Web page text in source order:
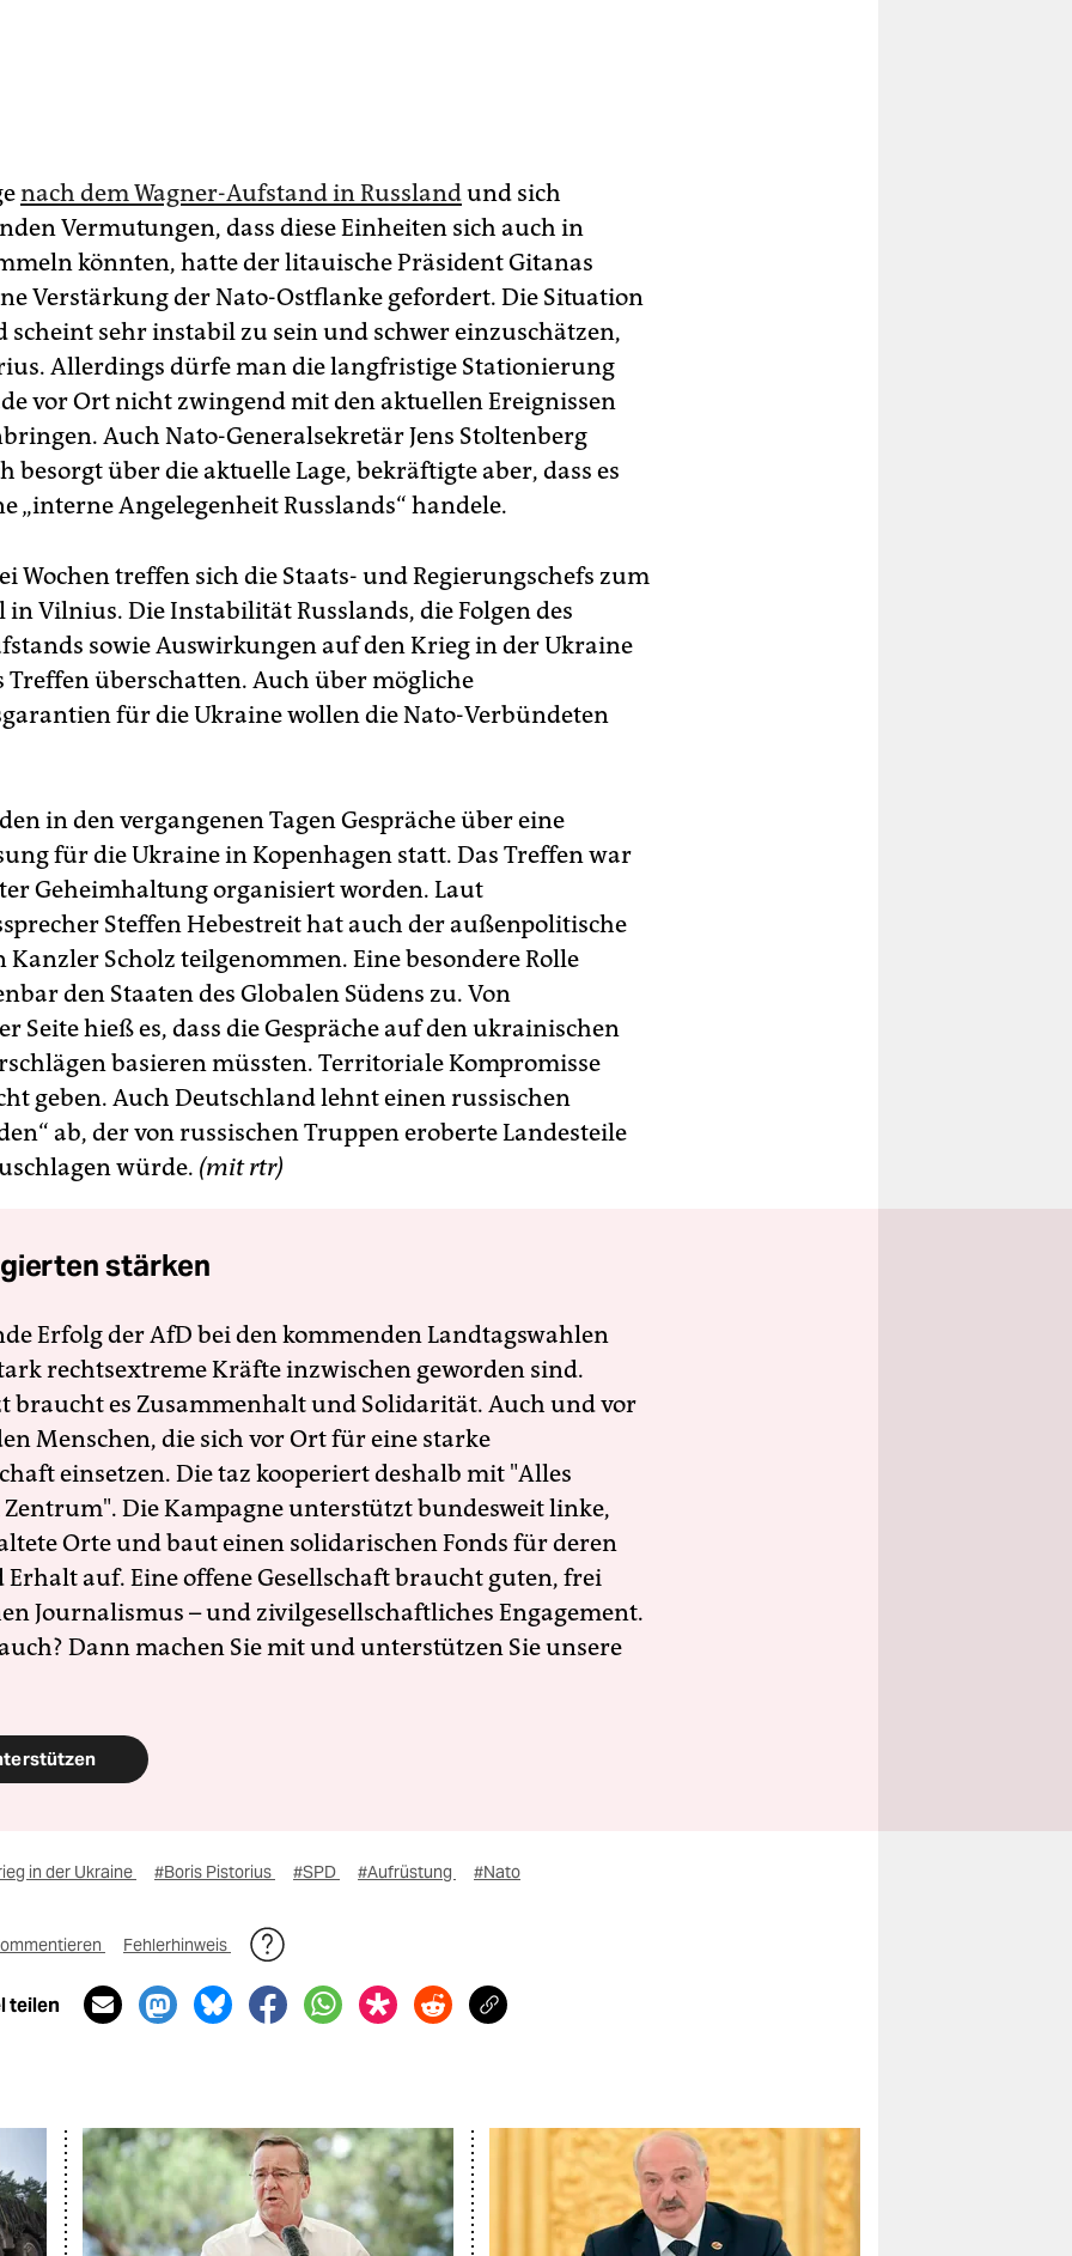
nach dem Wagner-Aufstand in Russlandund sich
Vermutungen, dass diese Einheiten sich auch in
könnten, hatte der litauische Präsident Gitanas
Verstärkung der Nato-Ostflanke gefordert. Die Situation
scheint sehr instabil zu sein und schwer einzuschätzen,
Allerdings dürfe man die langfristige Stationierung
vor Ort nicht zwingend mit den aktuellen Ereignissen
Auch Nato-Generalsekretär Jens Stoltenberg
besorgt über die aktuelle Lage, bekräftigte aber, dass es
„interne Angelegenheit Russlands“ handele.
Wochen treffen sich die Staats- und Regierungschefs zum
in Vilnius. Die Instabilität Russlands, die Folgen des
sowie Auswirkungen auf den Krieg in der Ukraine
Treffen überschatten. Auch über mögliche
für die Ukraine wollen die Nato-Verbündeten
in den vergangenen Tagen Gespräche über eine
für die Ukraine in Kopenhagen statt. Das Treffen war
Geheimhaltung organisiert worden. Laut
Steffen Hebestreit hat auch der außenpolitische
Kanzler Scholz teilgenommen. Eine besondere Rolle
den Staaten des Globalen Südens zu. Von
Seite hieß es, dass die Gespräche auf den ukrainischen
basieren müssten. Territoriale Kompromisse
geben. Auch Deutschland lehnt einen russischen
ab, der von russischen Truppen eroberte Landesteile
würde. (mit rtr)
stärken
Erfolg der AfD bei den kommenden Landtagswahlen
rechtsextreme Kräfte inzwischen geworden sind.
braucht es Zusammenhalt und Solidarität. Auch und vor
Menschen, die sich vor Ort für eine starke
einsetzen. Die taz kooperiert deshalb mit "Alles
Die Kampagne unterstützt bundesweit linke,
Orte und baut einen solidarischen Fonds für deren
Erhalt auf. Eine offene Gesellschaft braucht guten, frei
Journalismus – und zivilgesellschaftliches Engagement.
Dann machen Sie mit und unterstützen Sie unsere
in der Ukraine #Boris Pistorius #SPD #Aufrüstung #Nato
Fehlerhinweis
teilen